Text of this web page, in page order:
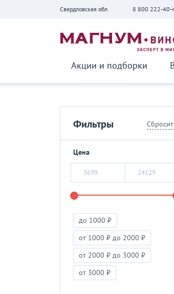
Свердловская обл. 8 800 222-40-
Акции и подборки
Фильтры
Цена
до 1000 ₽
от 1000 ₽ до 2000 ₽
от 2000 ₽ до 3000 ₽
от 3000 ₽